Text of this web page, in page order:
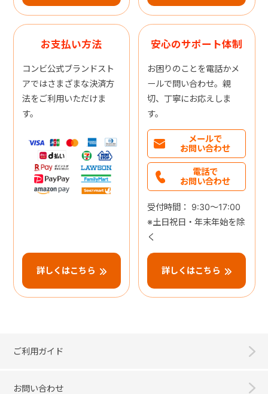
お支払い方法
コンビ公式ブランドスト
アではさまざまな決済方
法をご利用いただけま
す。
詳しくはこちら
安心のサポート体制
お困りのことを電話かメ
ールで問い合わせ。親
切、丁寧にお応えしま
す。
メールで
お問い合わせ
電話で
お問い合わせ
受付時間： 9:30～17:00
※土日祝日・年末年始を除
く
詳しくはこちら
ご利用ガイド
お問い合わせ